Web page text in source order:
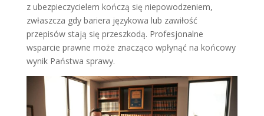
z ubezpieczycielem kończą się niepowodzeniem,
zwłaszcza gdy bariera językowa lub zawiłość
przepisów stają się przeszkodą. Profesjonalne
wsparcie prawne może znacząco wpłynąć na końcowy
wynik Państwa sprawy.